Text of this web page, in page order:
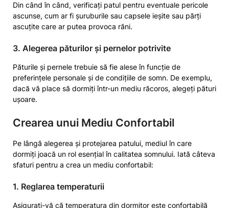
Din când în când, verificați patul pentru eventuale pericole
ascunse, cum ar fi șuruburile sau capsele ieșite sau părți
ascuțite care ar putea provoca răni.
3. Alegerea păturilor și pernelor potrivite
Păturile și pernele trebuie să fie alese în funcție de
preferințele personale și de condițiile de somn. De exemplu,
dacă vă place să dormiți într-un mediu răcoros, alegeți pături
ușoare.
Crearea unui Mediu Confortabil
Pe lângă alegerea și protejarea patului, mediul în care
dormiți joacă un rol esențial în calitatea somnului. Iată câteva
sfaturi pentru a crea un mediu confortabil:
1. Reglarea temperaturii
Asigurați-vă că temperatura din dormitor este confortabilă